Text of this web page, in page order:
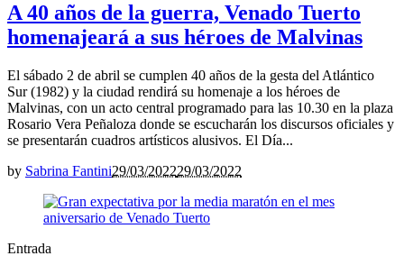
A 40 años de la guerra, Venado Tuerto
homenajeará a sus héroes de Malvinas
El sábado 2 de abril se cumplen 40 años de la gesta del Atlántico
Sur (1982) y la ciudad rendirá su homenaje a los héroes de
Malvinas, con un acto central programado para las 10.30 en la plaza
Rosario Vera Peñaloza donde se escucharán los discursos oficiales y
se presentarán cuadros artísticos alusivos. El Día...
by Sabrina Fantini29/03/202229/03/2022
Entrada